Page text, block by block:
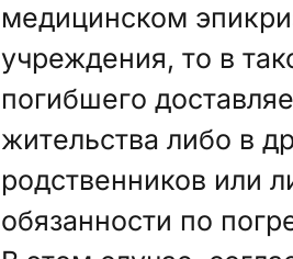
медицинском
учреждения, то в
погибшего
жительства либо в
родственников или
обязанности по